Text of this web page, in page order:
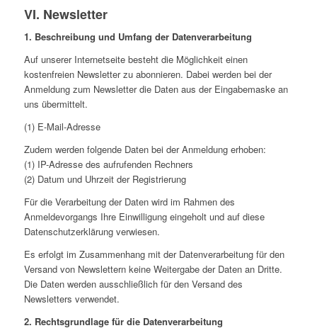
VI. Newsletter
1. Beschreibung und Umfang der Datenverarbeitung
Auf unserer Internetseite besteht die Möglichkeit einen
kostenfreien Newsletter zu abonnieren. Dabei werden bei der
Anmeldung zum Newsletter die Daten aus der Eingabemaske an
uns übermittelt.
(1) E-Mail-Adresse
Zudem werden folgende Daten bei der Anmeldung erhoben:
(1) IP-Adresse des aufrufenden Rechners
(2) Datum und Uhrzeit der Registrierung
Für die Verarbeitung der Daten wird im Rahmen des
Anmeldevorgangs Ihre Einwilligung eingeholt und auf diese
Datenschutzerklärung verwiesen.
Es erfolgt im Zusammenhang mit der Datenverarbeitung für den
Versand von Newslettern keine Weitergabe der Daten an Dritte.
Die Daten werden ausschließlich für den Versand des
Newsletters verwendet.
2. Rechtsgrundlage für die Datenverarbeitung